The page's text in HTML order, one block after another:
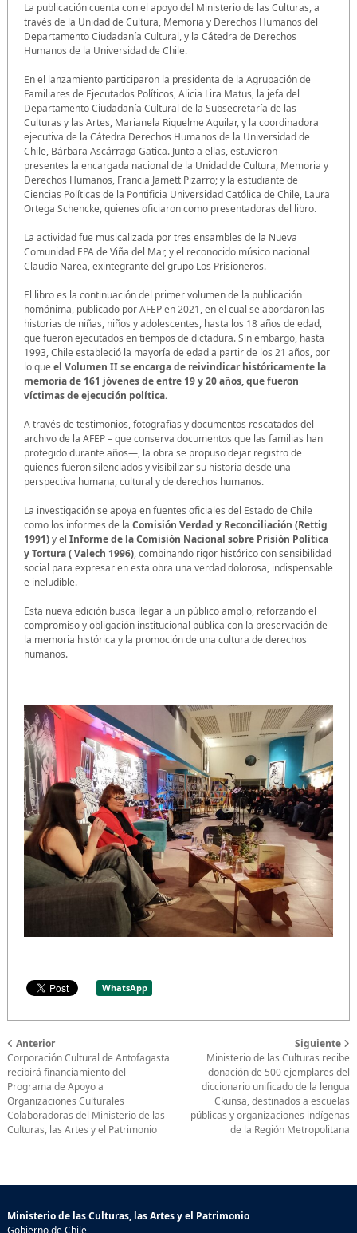
La publicación cuenta con el apoyo del Ministerio de las Culturas, a
través de la Unidad de Cultura, Memoria y Derechos Humanos del
Departamento Ciudadanía Cultural, y la Cátedra de Derechos
Humanos de la Universidad de Chile.
En el lanzamiento participaron la presidenta de la Agrupación de
Familiares de Ejecutados Políticos, Alicia Lira Matus, la jefa del
Departamento Ciudadanía Cultural de la Subsecretaría de las
Culturas y las Artes, Marianela Riquelme Aguilar, y la coordinadora
ejecutiva de la Cátedra Derechos Humanos de la Universidad de
Chile, Bárbara Ascárraga Gatica. Junto a ellas, estuvieron
presentes la encargada nacional de la Unidad de Cultura, Memoria y
Derechos Humanos, Francia Jamett Pizarro; y la estudiante de
Ciencias Políticas de la Pontificia Universidad Católica de Chile, Laura
Ortega Schencke, quienes oficiaron como presentadoras del libro.
La actividad fue musicalizada por tres ensambles de la Nueva
Comunidad EPA de Viña del Mar, y el reconocido músico nacional
Claudio Narea, exintegrante del grupo Los Prisioneros.
El libro es la continuación del primer volumen de la publicación
homónima, publicado por AFEP en 2021, en el cual se abordaron las
historias de niñas, niños y adolescentes, hasta los 18 años de edad,
que fueron ejecutados en tiempos de dictadura. Sin embargo, hasta
1993, Chile estableció la mayoría de edad a partir de los 21 años, por
lo queel Volumen II se encarga de reivindicar históricamente la
memoria de 161 jóvenes de entre 19 y 20 años, que fueron
víctimas de ejecución política.
A través de testimonios, fotografías y documentos rescatados del
archivo de la AFEP – que conserva documentos que las familias han
protegido durante años—, la obra se propuso dejar registro de
quienes fueron silenciados y visibilizar su historia desde una
perspectiva humana, cultural y de derechos humanos.
La investigación se apoya en fuentes oficiales del Estado de Chile
como los informes de la Comisión Verdad y Reconciliación (Rettig
1991)y el Informe de la Comisión Nacional sobre Prisión Política
y Tortura ( Valech 1996),combinando rigor histórico con sensibilidad
social para expresar en esta obra una verdad dolorosa, indispensable
e ineludible.
Esta nueva edición busca llegar a un público amplio, reforzando el
compromiso y obligación institucional pública con la preservación de
la memoria histórica y la promoción de una cultura de derechos
humanos.
WhatsApp
Anterior
Corporación Cultural de Antofagasta
recibirá financiamiento del
Programa de Apoyo a
Organizaciones Culturales
Colaboradoras del Ministerio de las
Culturas, las Artes y el Patrimonio
Siguiente
Ministerio de las Culturas recibe
donación de 500 ejemplares del
diccionario unificado de la lengua
Ckunsa, destinados a escuelas
públicas y organizaciones indígenas
de la Región Metropolitana
Ministerio de las Culturas, las Artes y el Patrimonio